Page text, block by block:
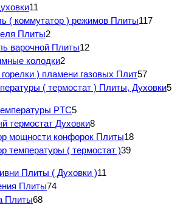
11
( коммутатор ) режимов Плиты117
Плиты2
варочной Плиты12
колодки2
) пламени газовых Плит57
( термостат ) Плиты, Духовки5
PTC5
термостат Духовки8
мощности конфорок Плиты18
температуры ( термостат )39
Плиты ( Духовки )11
Плиты74
Плиты68